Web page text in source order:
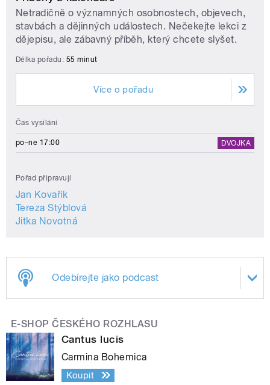
Netradičně o významných osobnostech, objevech,
stavbách a dějinných událostech. Nečekejte lekci z
dějepisu, ale zábavný příběh, který chcete slyšet.
Délka pořadu: 55 minut
Více o pořadu
Čas vysílání
po–ne 17:00 DVOJKA
Pořad připravují
Jan Kovařík
Tereza Stýblová
Jitka Novotná
Odebírejte jako podcast
E-SHOP ČESKÉHO ROZHLASU
Cantus lucis
Carmina Bohemica
Koupit